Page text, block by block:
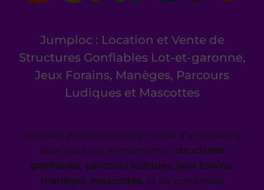
Jumploc : Location et Vente de
Structures Gonflables Lot-et-garonne,
Jeux Forains, Manèges, Parcours
Ludiques et Mascottes
Jumploc propose un large choix d’animations
pour tous vos événements : structures
gonflables, parcours ludiques, jeux forains,
manèges, mascottes, et de nombreux